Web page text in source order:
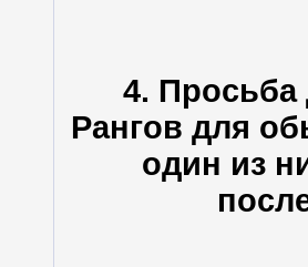
4.
Рангов для
один из